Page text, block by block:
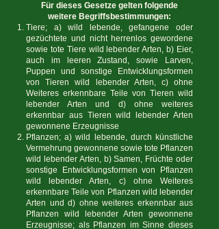
Für dieses Gesetze gelten folgende
weitere Begriffsbestimmungen:
Tiere; a) wild lebende, gefangene oder
gezüchtete und nicht herrenlos gewordene
sowie tote Tiere wild lebender Arten, b) Eier,
auch im leeren Zustand, sowie Larven,
Puppen und sonstige Entwicklungsformen
von Tieren wild lebender Arten, c) ohne
Weiteres erkennbare Teile von Tieren wild
lebender Arten und d) ohne weiteres
erkennbar aus Tieren wild lebender Arten
gewonnene Erzeugnisse
Pflanzen; a) wild lebende, durch künstliche
Vermehrung gewonnene sowie tote Pflanzen
wild lebender Arten, b) Samen, Früchte oder
sonstige Entwicklungsformen von Pflanzen
wild lebender Arten, c) ohne Weiteres
erkennbare Teile von Pflanzen wild lebender
Arten und d) ohne weiteres erkennbar aus
Pflanzen wild lebender Arten gewonnene
Erzeugnisse; als Pflanzen im Sinne dieses